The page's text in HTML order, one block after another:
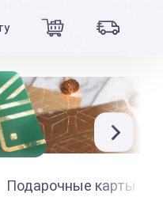
Подарочные карты